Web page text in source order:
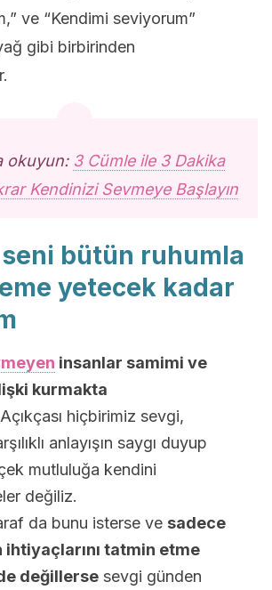
ve “Kendimi seviyorum”
gibi birbirinden
okuyun: 3 Cümle ile 3 Dakika
Kendinizi Sevmeye Başlayın
bütün ruhumla
yetecek kadar
insanlar samimi ve
kurmakta
Açıkçası hiçbirimiz sevgi,
anlayışın saygı duyup
mutluluğa kendini
değiliz.
da bunu isterse ve sadece
tatmin etme
değillerse sevgi günden